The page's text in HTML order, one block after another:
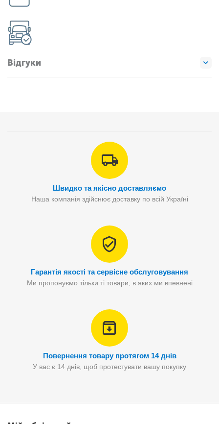
Відгуки
Швидко та якісно доставляємо
Наша компанія здійснює доставку по всій Україні
Гарантія якості та сервісне обслуговування
Ми пропонуємо тільки ті товари, в яких ми впевнені
Повернення товару протягом 14 днів
У вас є 14 днів, щоб протестувати вашу покупку